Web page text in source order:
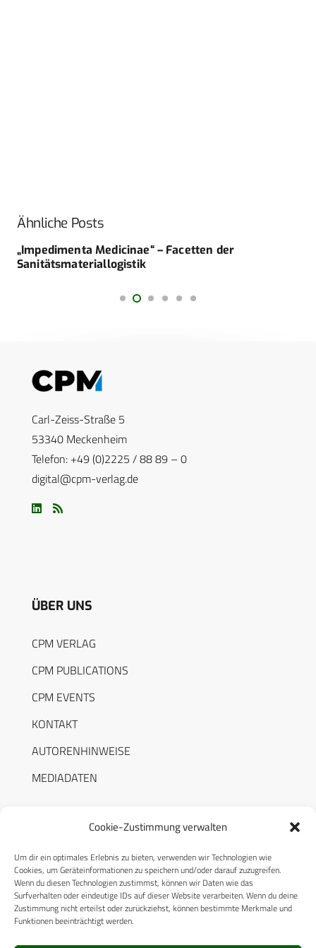
Cookie-Zustimmung verwalten
Um dir ein optimales Erlebnis zu bieten, verwenden wir Technologien wie
Cookies, um Geräteinformationen zu speichern und/oder darauf zuzugreifen.
Wenn du diesen Technologien zustimmst, können wir Daten wie das
Surfverhalten oder eindeutige IDs auf dieser Website verarbeiten. Wenn du deine
Zustimmung nicht erteilst oder zurückziehst, können bestimmte Merkmale und
Funktionen beeinträchtigt werden.
Ähnliche Posts
„Impedimenta Medicinae“ – Facetten der
Sanitätsmateriallogistik
Carl-Zeiss-Straße 5
53340 Meckenheim
Telefon: +49 (0)2225 / 88 89 – 0
digital@cpm-verlag.de
ÜBER UNS
CPM VERLAG
CPM PUBLICATIONS
CPM EVENTS
KONTAKT
AUTORENHINWEISE
MEDIADATEN
RECHTLICHES
Datenschutzerklärung
Cookie-Richtlinie (EU)